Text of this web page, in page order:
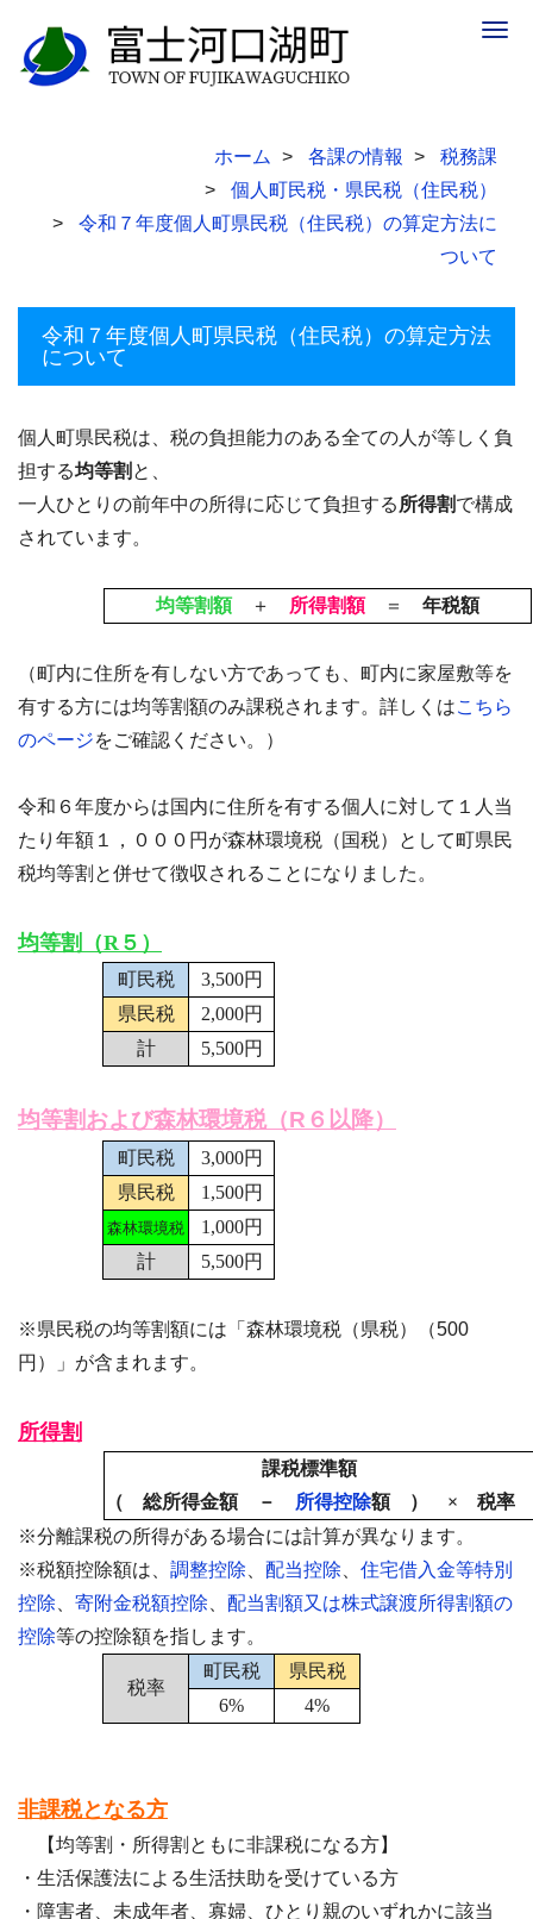
ホーム 各課の情報
税務課
個人町民税・県民税（住民税）
令和７年度個人町県民税（住民税）の算定方法に
ついて
令和７年度個人町県民税（住民税）の算定方法
について
個人町県民税は、税の負担能力のある全ての人が等しく負
担する均等割 と、
一人ひとりの前年中の所得に応じて負担する 所得割で構成
されています。
均等割額＋ 所得割額＝ 年税額
（町内に住所を有しない方であっても、町内に家屋敷等を
有する方には均等割額のみ課税されます。詳しくはこちら
のページをご確認ください。）
令和６年度からは国内に住所を有する個人に対して１人当
たり年額１，０００円が森林環境税（国税）として町県民
税均等割と併せて徴収されることになりました。
均等割（R５）
町民税
3,500円
県民税
2,000円
計
5,500円
均等割および森林環境税（R６以降）
町民税
3,000円
県民税
1,500円
森林環境税
1,000円
計
5,500円
※県民税の均等割額には「森林環境税（県税）（500
円）」が含まれます。
所得割
課税標準額
（ 総所得金額 －
所得控除額 ） × 税
※分離課税の所得がある場合には計算が異なります。
※税額控除額は、 調整控除 配当控除
住宅借入金等特別
控除
寄附金税額控除
配当割額又は株式譲渡所得割額の
控除等の控除額を指します。
税率
町民税
県民税
6%
4%
非課税となる方
【均等割・所得割ともに非課税になる方】
・生活保護法による生活扶助を受けている方
・障害者、未成年者、寡婦、ひとり親のいずれかに該当